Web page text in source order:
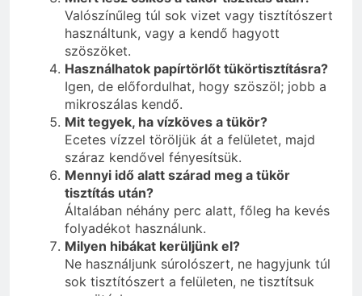
Valószínűleg túl sok vizet vagy tisztítószert
használtunk, vagy a kendő hagyott
szöszöket.
Használhatok papírtörlőt tükörtisztításra?
Igen, de előfordulhat, hogy szöszöl; jobb a
mikroszálas kendő.
Mit tegyek, ha vízköves a tükör?
Ecetes vízzel töröljük át a felületet, majd
száraz kendővel fényesítsük.
Mennyi idő alatt szárad meg a tükör
tisztítás után?
Általában néhány perc alatt, főleg ha kevés
folyadékot használunk.
Milyen hibákat kerüljünk el?
Ne használjunk súrolószert, ne hagyjunk túl
sok tisztítószert a felületen, ne tisztítsuk